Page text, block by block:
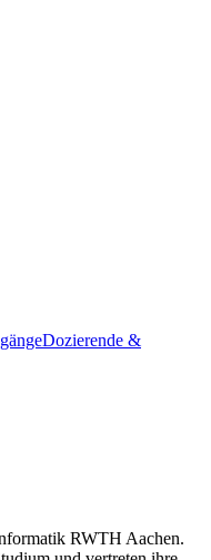
Dozierende &
RWTH Aachen.